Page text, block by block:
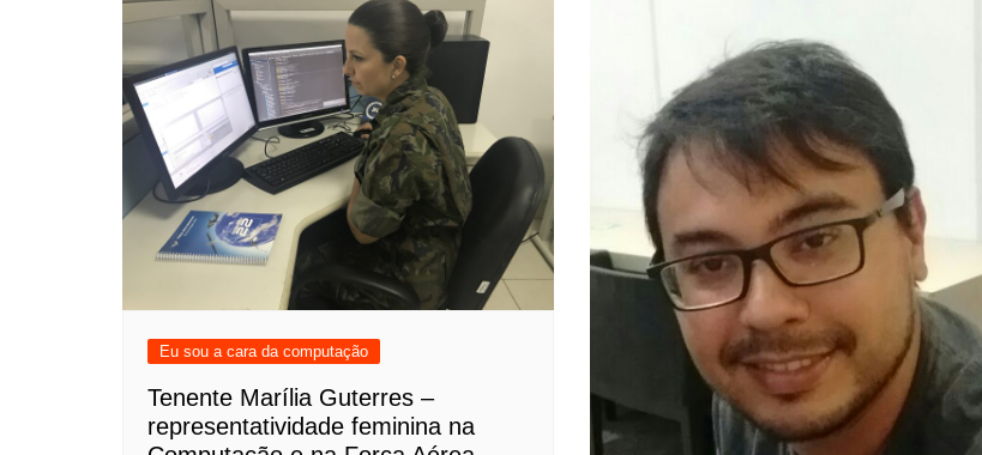
Eu sou a cara da computação
Tenente Marília Guterres –
representatividade feminina na